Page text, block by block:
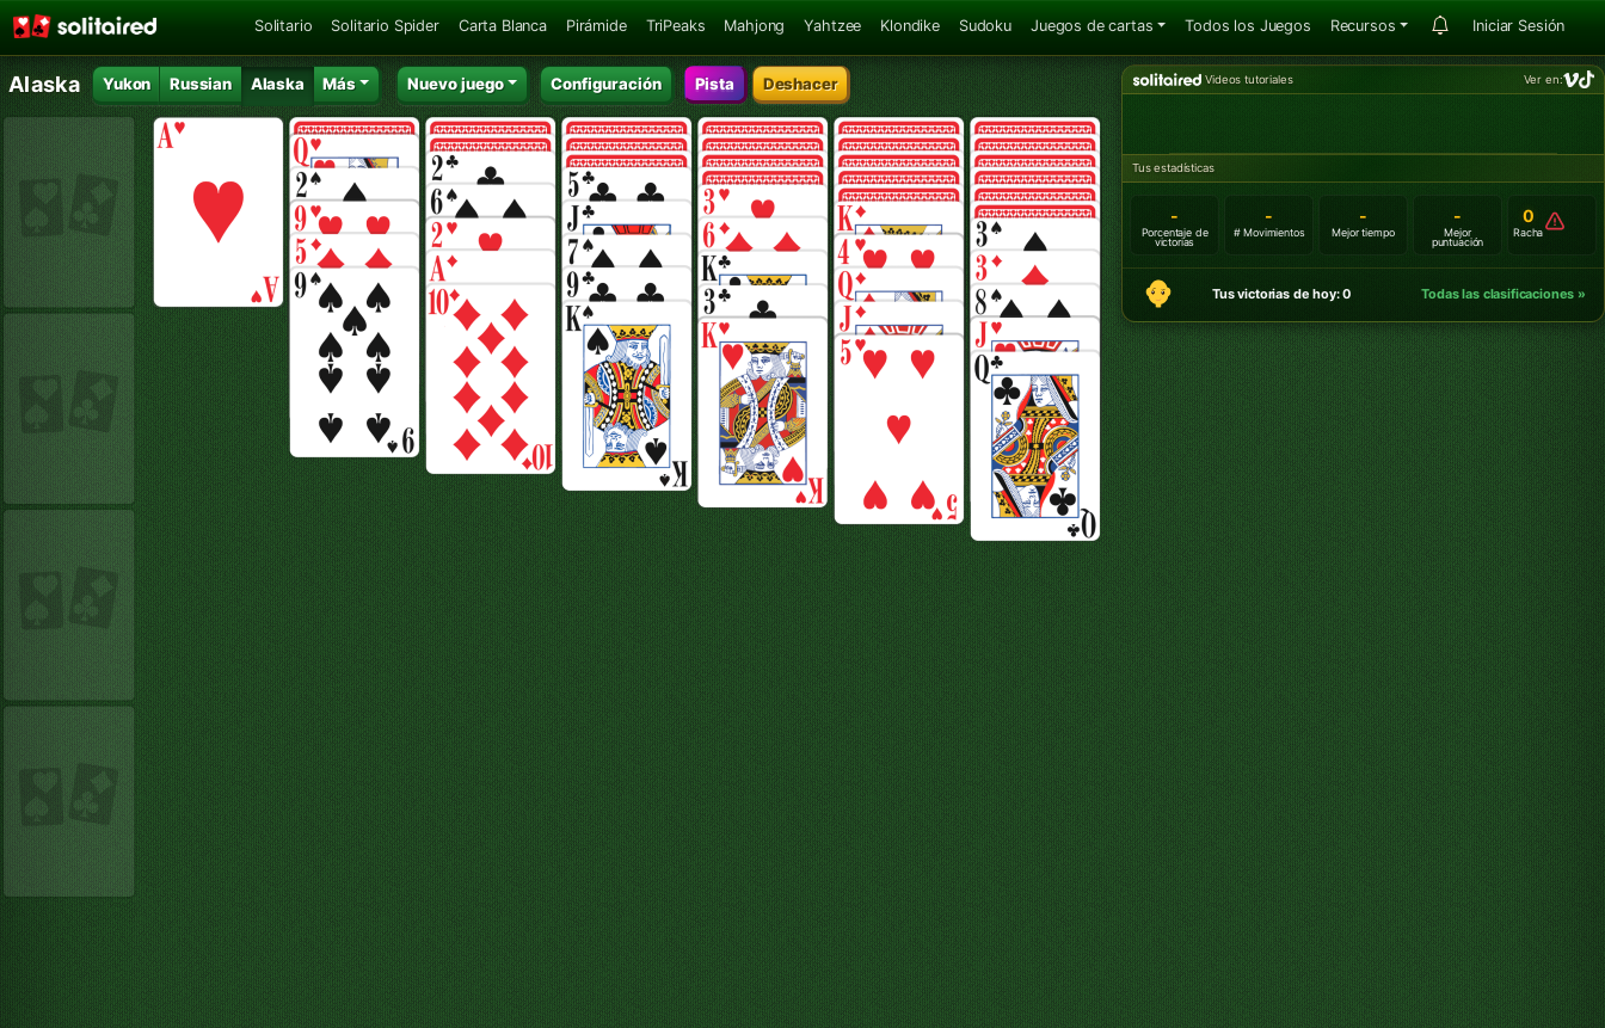
Solitario Solitario Spider Carta Blanca Pirámide TriPeaks Mahjong Yahtzee Klondike Sudoku Juegos de cartas Todos los Juegos Recursos Iniciar Sesión
Alaska Yukon Russian Alaska Más Nuevo juego Configuración Pista Deshacer Videos tutoriales Ver en:
Tus estadísticas
-
Porcentaje de
victorias
-
# Movimientos
-
Mejor tiempo
-
Mejor
puntuación
0
Racha
Tus victorias de hoy: 0 Todas las clasificaciones »